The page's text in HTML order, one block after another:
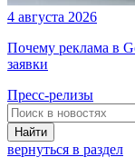
4 августа 2026
Почему реклама в
заявки
Пресс-релизы
Найти
вернуться в раздел